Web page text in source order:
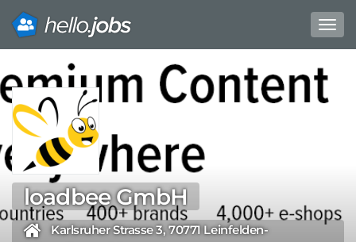
zum
Inhalt
loadbee GmbH
Karlsruher Strasse 3, 70771 Leinfelden-